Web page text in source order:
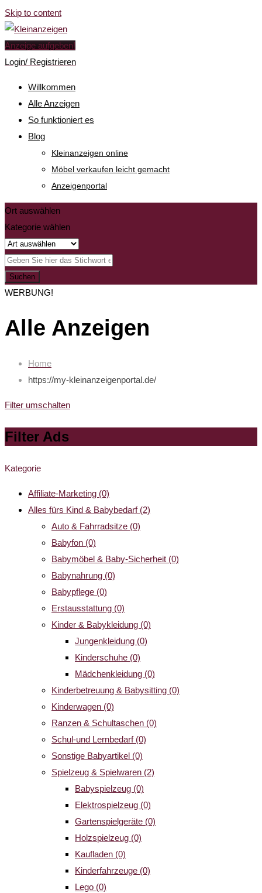
Skip to content
Anzeige aufgeben!
Login/ Registrieren
Willkommen
Alle Anzeigen
So funktioniert es
Blog
Kleinanzeigen online
Möbel verkaufen leicht gemacht
Anzeigenportal
Ort auswählen
Kategorie wählen
Suchen
WERBUNG!
Alle Anzeigen
Home
https://my-kleinanzeigenportal.de/
Filter umschalten
Filter Ads
Kategorie
Affiliate-Marketing (0)
Alles fürs Kind & Babybedarf (2)
Auto & Fahrradsitze (0)
Babyfon (0)
Babymöbel & Baby-Sicherheit (0)
Babynahrung (0)
Babypflege (0)
Erstausstattung (0)
Kinder & Babykleidung (0)
Jungenkleidung (0)
Kinderschuhe (0)
Mädchenkleidung (0)
Kinderbetreuung & Babysitting (0)
Kinderwagen (0)
Ranzen & Schultaschen (0)
Schul-und Lernbedarf (0)
Sonstige Babyartikel (0)
Spielzeug & Spielwaren (2)
Babyspielzeug (0)
Elektrospielzeug (0)
Gartenspielgeräte (0)
Holzspielzeug (0)
Kaufladen (0)
Kinderfahrzeuge (0)
Lego (0)